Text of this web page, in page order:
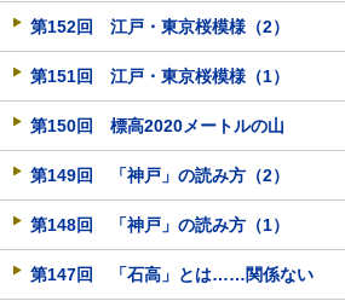
第152回 江戸・東京桜模様（2）
第151回 江戸・東京桜模様（1）
第150回 標高2020メートルの山
第149回 「神戸」の読み方（2）
第148回 「神戸」の読み方（1）
第147回 「石高」とは……関係ない